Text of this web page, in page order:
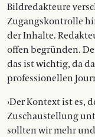
Bildredakteure
Zugangskontrolle
der Inhalte.
offen begründen.
das ist wichtig, da
professionellen
›Der Kontext ist es,
Zuschaustellung
sollten wir mehr